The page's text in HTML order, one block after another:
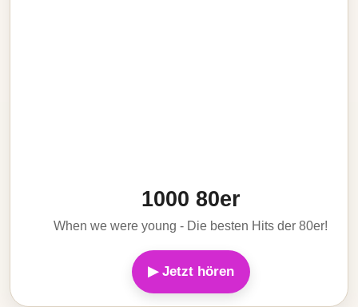
1000 80er
When we were young - Die besten Hits der 80er!
▶ Jetzt hören